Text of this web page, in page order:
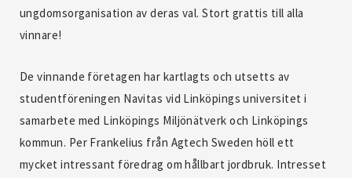
ungdomsorganisation av deras val. Stort grattis till alla
vinnare!
De vinnande företagen har kartlagts och utsetts av
studentföreningen Navitas vid Linköpings universitet i
samarbete med Linköpings Miljönätverk och Linköpings
kommun. Per Frankelius från Agtech Sweden höll ett
mycket intressant föredrag om hållbart jordbruk. Intresset